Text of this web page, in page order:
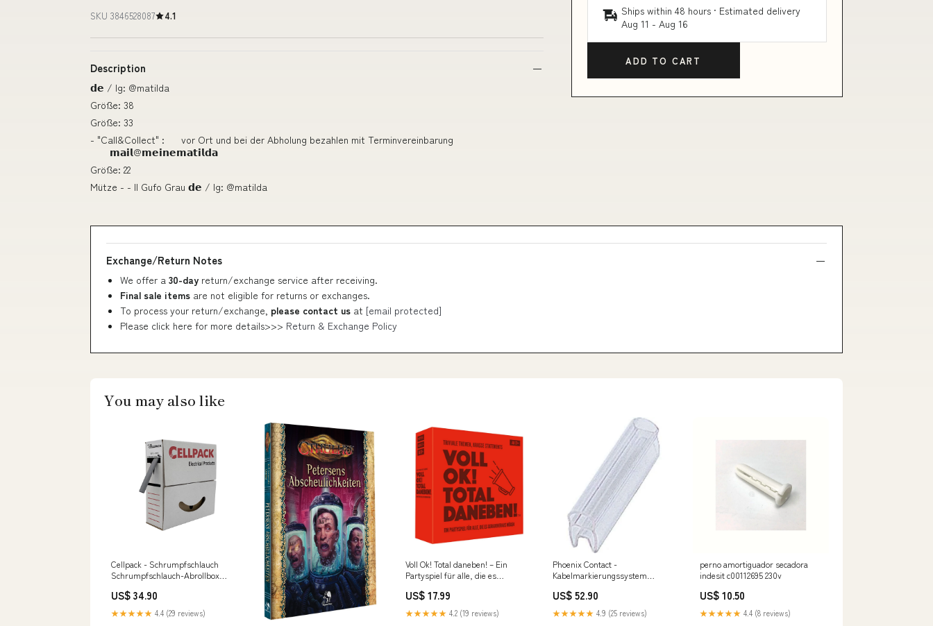
SKU 3846528087 4.1
Description
𝗱𝗲 / Ig: @matilda
Größe: 38
Größe: 33
- "Call&Collect" : vor Ort und bei der Abholung bezahlen mit Terminvereinbarung
𝗺𝗮𝗶𝗹@𝗺𝗲𝗶𝗻𝗲𝗺𝗮𝘁𝗶𝗹𝗱𝗮
Größe: 22
Mütze - - Il Gufo Grau 𝗱𝗲 / Ig: @matilda
Ships within 48 hours · Estimated delivery
Aug 11 - Aug 16
ADD TO CART
Exchange/Return Notes
We offer a 30-day return/exchange service after receiving.
Final sale items are not eligible for returns or exchanges.
To process your return/exchange, please contact us at [email protected]
Please click here for more details>>> Return & Exchange Policy
You may also like
Cellpack - Schrumpfschlauch
Schrumpfschlauch-Abrollbox
8mm/L:4m,grau MSZ-LN25VG
R/B/V/W
US$ 34.90
★★★★★ 4.4 (29 reviews)
Voll Ok! Total daneben! – Ein
Partyspiel für alle, die es
US$ 17.99
★★★★★ 4.2 (19 reviews)
Phoenix Contact -
Kabelmarkierungssystem
1/15 1,5-2,5mm,15mm breit −
1000 Stück VRF/VRV Systeme -
Außeneinheiten
US$ 52.90
★★★★★ 4.9 (25 reviews)
perno amortiguador secadora
indesit c00112695 230v
US$ 10.50
★★★★★ 4.4 (8 reviews)